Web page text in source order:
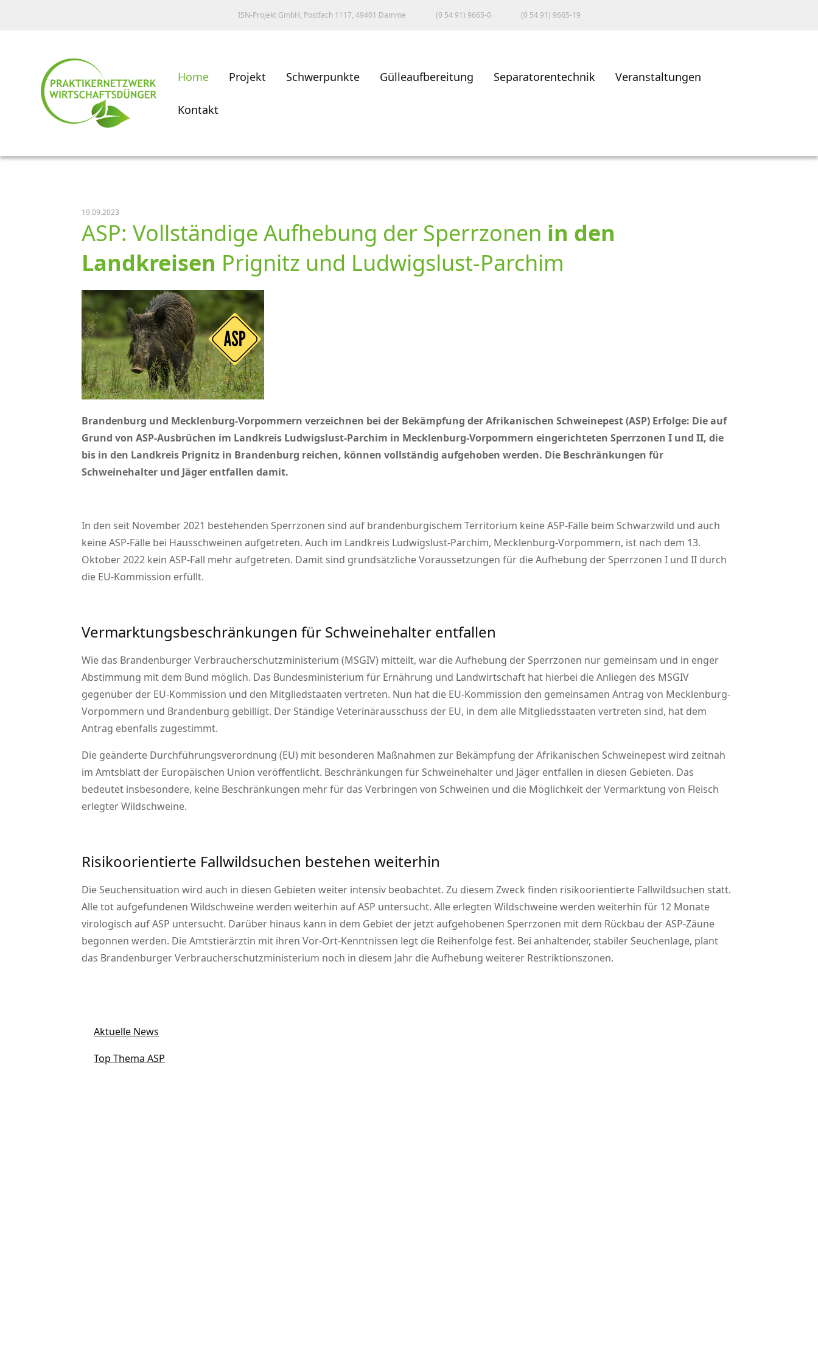
ISN-Projekt GmbH, Postfach 1117, 49401 Damme (0 54 91) 9665-0 (0 54 91) 9665-19
Home Projekt Schwerpunkte Gülleaufbereitung Separatorentechnik Veranstaltungen
Kontakt
19.09.2023
ASP: Vollständige Aufhebung der Sperrzonen in den
Landkreisen Prignitz und Ludwigslust-Parchim
Brandenburg und Mecklenburg-Vorpommern verzeichnen bei der Bekämpfung der Afrikanischen Schweinepest (ASP) Erfolge: Die auf
Grund von ASP-Ausbrüchen im Landkreis Ludwigslust-Parchim in Mecklenburg-Vorpommern eingerichteten Sperrzonen I und II, die
bis in den Landkreis Prignitz in Brandenburg reichen, können vollständig aufgehoben werden. Die Beschränkungen für
Schweinehalter und Jäger entfallen damit.
In den seit November 2021 bestehenden Sperrzonen sind auf brandenburgischem Territorium keine ASP-Fälle beim Schwarzwild und auch
keine ASP-Fälle bei Hausschweinen aufgetreten. Auch im Landkreis Ludwigslust-Parchim, Mecklenburg-Vorpommern, ist nach dem 13.
Oktober 2022 kein ASP-Fall mehr aufgetreten. Damit sind grundsätzliche Voraussetzungen für die Aufhebung der Sperrzonen I und II durch
die EU-Kommission erfüllt.
Vermarktungsbeschränkungen für Schweinehalter entfallen
Wie das Brandenburger Verbraucherschutzministerium (MSGIV) mitteilt, war die Aufhebung der Sperrzonen nur gemeinsam und in enger
Abstimmung mit dem Bund möglich. Das Bundesministerium für Ernährung und Landwirtschaft hat hierbei die Anliegen des MSGIV
gegenüber der EU-Kommission und den Mitgliedstaaten vertreten. Nun hat die EU-Kommission den gemeinsamen Antrag von Mecklenburg-
Vorpommern und Brandenburg gebilligt. Der Ständige Veterinärausschuss der EU, in dem alle Mitgliedsstaaten vertreten sind, hat dem
Antrag ebenfalls zugestimmt.
Die geänderte Durchführungsverordnung (EU) mit besonderen Maßnahmen zur Bekämpfung der Afrikanischen Schweinepest wird zeitnah
im Amtsblatt der Europäischen Union veröffentlicht. Beschränkungen für Schweinehalter und Jäger entfallen in diesen Gebieten. Das
bedeutet insbesondere, keine Beschränkungen mehr für das Verbringen von Schweinen und die Möglichkeit der Vermarktung von Fleisch
erlegter Wildschweine.
Risikoorientierte Fallwildsuchen bestehen weiterhin
Die Seuchensituation wird auch in diesen Gebieten weiter intensiv beobachtet. Zu diesem Zweck finden risikoorientierte Fallwildsuchen statt.
Alle tot aufgefundenen Wildschweine werden weiterhin auf ASP untersucht. Alle erlegten Wildschweine werden weiterhin für 12 Monate
virologisch auf ASP untersucht. Darüber hinaus kann in dem Gebiet der jetzt aufgehobenen Sperrzonen mit dem Rückbau der ASP-Zäune
begonnen werden. Die Amtstierärztin mit ihren Vor-Ort-Kenntnissen legt die Reihenfolge fest. Bei anhaltender, stabiler Seuchenlage, plant
das Brandenburger Verbraucherschutzministerium noch in diesem Jahr die Aufhebung weiterer Restriktionszonen.
Aktuelle News
Top Thema ASP